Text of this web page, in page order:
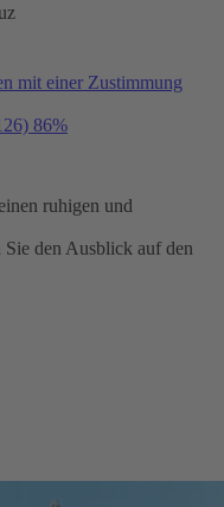
mit einer Zustimmung
86%
ruhigen und
den Ausblick auf den